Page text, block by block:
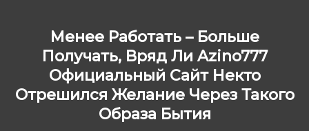
Менее Работать – Больше
Получать, Вряд Ли Azino777
Официальный Сайт Некто
Отрешился Желание Через Такого
Образа Бытия